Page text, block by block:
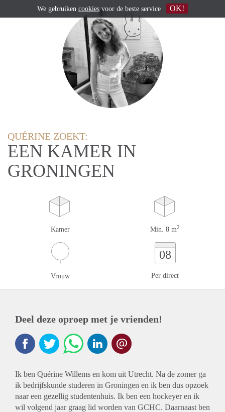
QUÉRINE ZOEKT:
EEN KAMER IN
GRONINGEN
Kamer Min. 8 m2
Vrouw
08
Per direct
Deel deze oproep met je vrienden!
Ik ben Quérine Willems en kom uit Utrecht. Na de zomer ga
ik bedrijfskunde studeren in Groningen en ik ben dus opzoek
naar een gezellig studentenhuis. Ik ben een hockeyer en ik
wil volgend jaar graag lid worden van GCHC. Daarnaast ben
We gebruiken cookies voor de beste service OK!